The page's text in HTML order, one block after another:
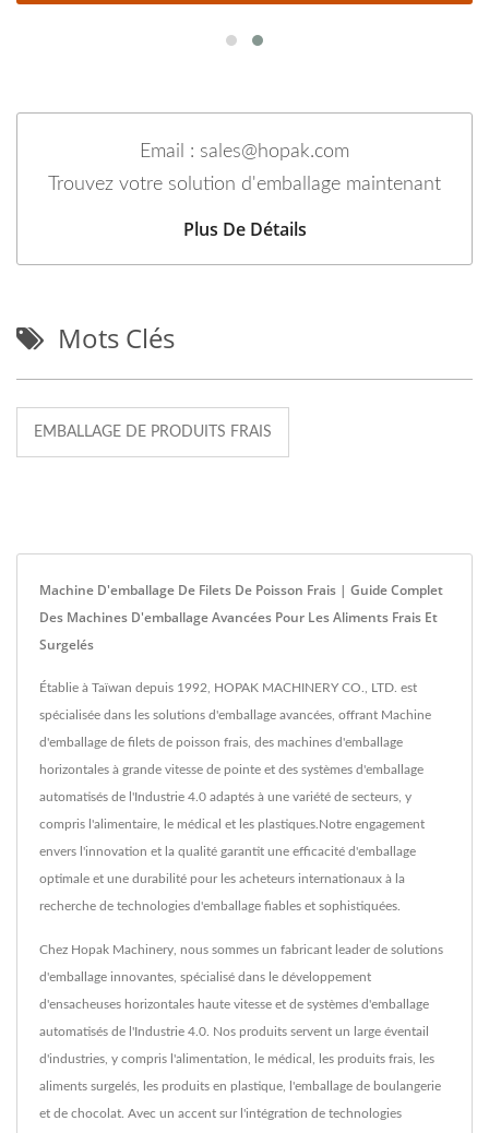
Email : sales@hopak.com
Trouvez votre solution d'emballage maintenant
Plus De Détails
Mots Clés
EMBALLAGE DE PRODUITS FRAIS
Machine D'emballage De Filets De Poisson Frais | Guide Complet
Des Machines D'emballage Avancées Pour Les Aliments Frais Et
Surgelés
Établie à Taïwan depuis 1992, HOPAK MACHINERY CO., LTD. est
spécialisée dans les solutions d'emballage avancées, offrant Machine
d'emballage de filets de poisson frais, des machines d'emballage
horizontales à grande vitesse de pointe et des systèmes d'emballage
automatisés de l'Industrie 4.0 adaptés à une variété de secteurs, y
compris l'alimentaire, le médical et les plastiques.Notre engagement
envers l'innovation et la qualité garantit une efficacité d'emballage
optimale et une durabilité pour les acheteurs internationaux à la
recherche de technologies d'emballage fiables et sophistiquées.
Chez Hopak Machinery, nous sommes un fabricant leader de solutions
d'emballage innovantes, spécialisé dans le développement
d'ensacheuses horizontales haute vitesse et de systèmes d'emballage
automatisés de l'Industrie 4.0. Nos produits servent un large éventail
d'industries, y compris l'alimentation, le médical, les produits frais, les
aliments surgelés, les produits en plastique, l'emballage de boulangerie
et de chocolat. Avec un accent sur l'intégration de technologies